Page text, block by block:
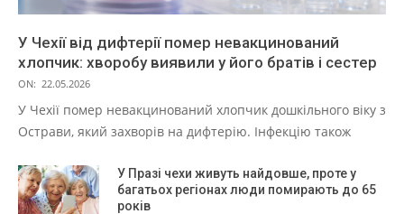
У Чехії від дифтерії помер невакцинований
хлопчик: хворобу виявили у його братів і сестер
ON: 22.05.2026
У Чехії помер невакцинований хлопчик дошкільного віку з
Острави, який захворів на дифтерію. Інфекцію також
У Празі чехи живуть найдовше, проте у
багатьох регіонах люди помирають до 65
років